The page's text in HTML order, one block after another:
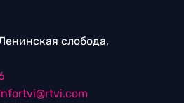
слобода,